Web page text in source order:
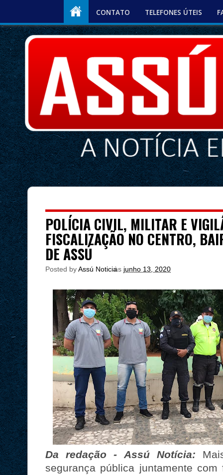
CONTATO TELEFONES ÚTEIS
POLÍCIA CIVIL, MILITAR E
FISCALIZAÇÃO NO CENTRO,
DE ASSÚ
Posted byAssú Noticia
às junho 13, 2020
Da redação - Assú Notícia:
segurança pública juntamente